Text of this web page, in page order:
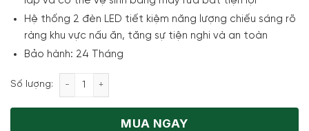
Hệ thống 2 đèn LED tiết kiệm năng lượng chiếu sáng rõ
ràng khu vực nấu ăn, tăng sự tiện nghi và an toàn
Bảo hành: 24 Tháng
Số lượng: Máy hút mùi áp tường Bosch DWB97BK61T Series 4
MUA NGAY